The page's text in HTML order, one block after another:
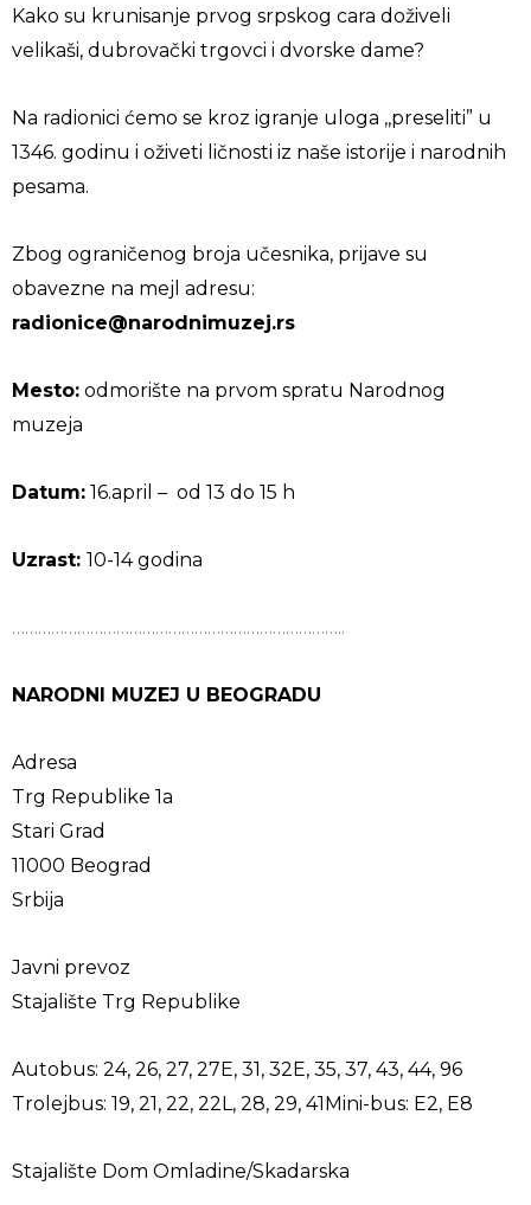
Kako su krunisanje prvog srpskog cara doživeli
velikaši, dubrovački trgovci i dvorske dame?
Na radionici ćemo se kroz igranje uloga ,,preseliti” u
1346. godinu i oživeti ličnosti iz naše istorije i narodnih
pesama.
Zbog ograničenog broja učesnika, prijave su
obavezne na mejl adresu:
radionice@narodnimuzej.rs
Mesto: odmorište na prvom spratu Narodnog
muzeja
Datum: 16.april – od 13 do 15 h
Uzrast: 10-14 godina
…………………………………………………………………..
NARODNI MUZEJ U BEOGRADU
Adresa
Trg Republike 1a
Stari Grad
11000 Beograd
Srbija
Javni prevoz
Stajalište Trg Republike
Autobus: 24, 26, 27, 27E, 31, 32E, 35, 37, 43, 44, 96
Trolejbus: 19, 21, 22, 22L, 28, 29, 41Mini-bus: E2, E8
Stajalište Dom Omladine/Skadarska